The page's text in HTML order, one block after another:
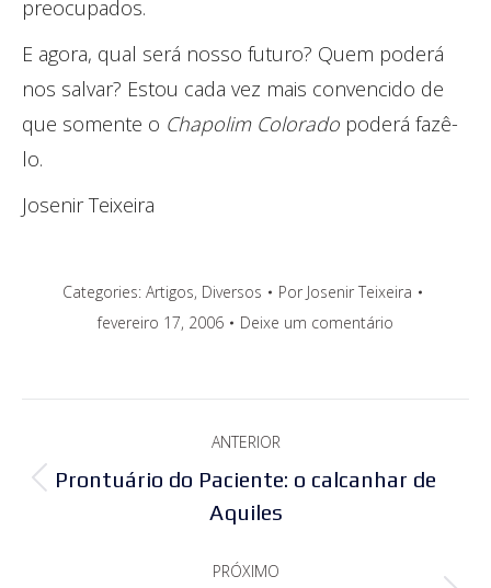
preocupados.
E agora, qual será nosso futuro? Quem poderá
nos salvar? Estou cada vez mais convencido de
que somente o Chapolim Colorado poderá fazê-
lo.
Josenir Teixeira
Categories: Artigos, Diversos Por Josenir Teixeira
fevereiro 17, 2006
Deixe um comentário
de
ANTERIOR
Post
anterior:
Prontuário do Paciente: o calcanhar de
Aquiles
PRÓXIMO